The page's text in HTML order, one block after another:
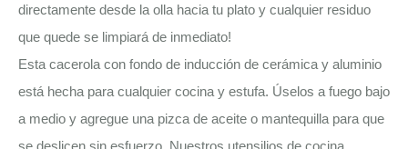
directamente desde la olla hacia tu plato y cualquier residuo
que quede se limpiará de inmediato!
Esta cacerola con fondo de inducción de cerámica y aluminio
está hecha para cualquier cocina y estufa. Úselos a fuego bajo
a medio y agregue una pizca de aceite o mantequilla para que
se deslicen sin esfuerzo. Nuestros utensilios de cocina